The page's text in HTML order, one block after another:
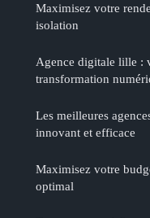
Maximisez votre
isolation
Agence digitale lille :
transformation
Les meilleures
innovant et efficace
Maximisez votre
optimal